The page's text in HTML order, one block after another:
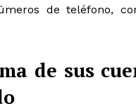
de teléfono,
de sus